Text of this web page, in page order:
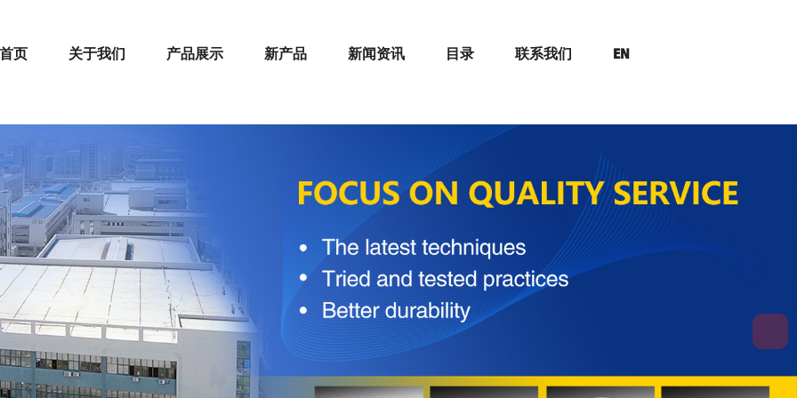
页 关于我们 产品展示 新产品 新闻资讯 目录 联系我们 EN